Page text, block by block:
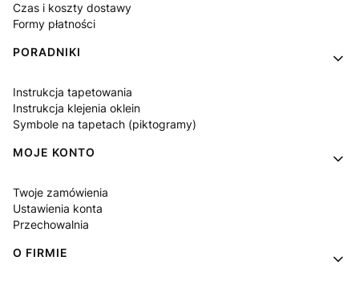
Czas i koszty dostawy
Formy płatności
PORADNIKI
Instrukcja tapetowania
Instrukcja klejenia oklein
Symbole na tapetach (piktogramy)
MOJE KONTO
Twoje zamówienia
Ustawienia konta
Przechowalnia
O FIRMIE